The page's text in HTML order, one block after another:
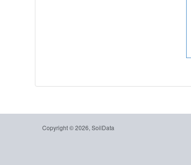
Copyright © 2026, SoilData